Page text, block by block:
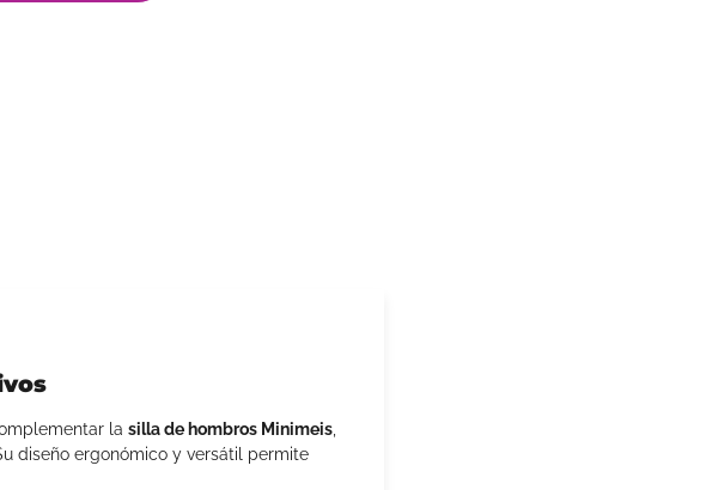
la silla de hombros Minimeis
diseño ergonómico y versátil permite